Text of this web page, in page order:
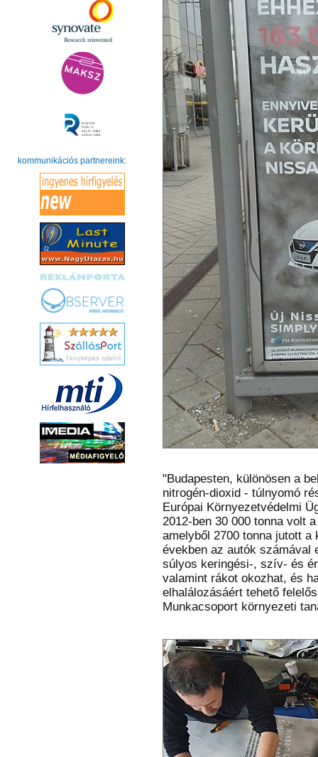
kommunikációs partnereink:
"Budapesten, különösen a
nitrogén-dioxid - túlnyomó
Európai Környezetvédelmi
2012-ben 30 000 tonna volt
amelyből 2700 tonna jutott
években az autók számával
súlyos keringési-, szív- és
valamint rákot okozhat, és
elhalálozásáért tehető
Munkacsoport környezeti